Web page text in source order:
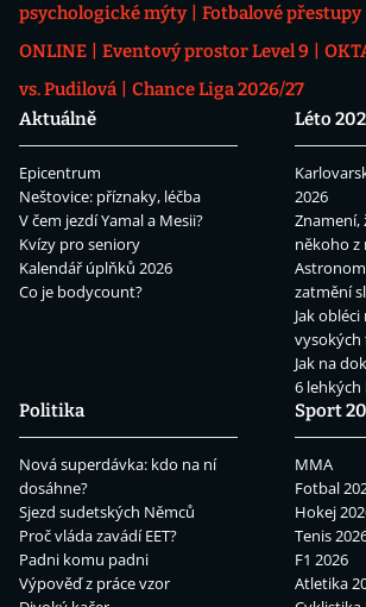
psychologické mýty
Fotbalové přestupy
ONLINE
Eventový prostor Level 9
vs. Pudilová
Chance Liga 2026/27
Aktuálně
Epicentrum
Neštovice: příznaky, léčba
V čem jezdí Yamal a Mesii?
Kvízy pro seniory
Kalendář úplňků 2026
Co je bodycount?
Léto
2026
Znamení,
někoho
zatmění
Jak
vysokých
Jak na
6 lehkých
Politika
Nová superdávka: kdo na ní
dosáhne?
Sjezd sudetských Němců
Proč vláda zavádí EET?
Padni komu padni
Výpověď z práce vzor
Sport
MMA
Fotbal
Hokej
Tenis
F1 2026
Atletika